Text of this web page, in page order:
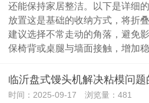
还能保持家居整洁。以下是详细
放置这是基础的收纳方式，将折
建议选择不常走动的角落，避免
保椅背或桌腿与墙面接触，增加
临沂盘式馒头机解决粘模问题
时间：2025-09-17 浏览量：481